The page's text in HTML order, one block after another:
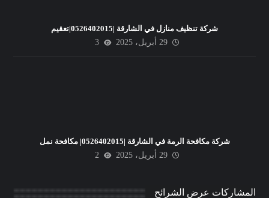
شركة تنظيف منازل في الشارقة |0526402015|تعقيم
29 أبريل، 2025
3
شركة مكافحة الرمة في الشارقة |0526402015| مكافحة نمل
29 أبريل، 2025
2
المشاركات عرض الشرائح